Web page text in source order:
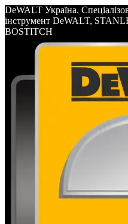
DeWALT Україна.
інструмент DeWALT,
BOSTITCH